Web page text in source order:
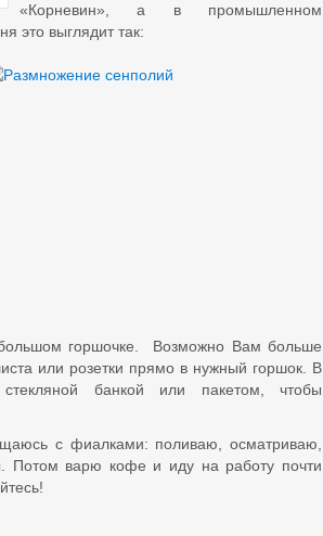
«Корневин», а в промышленном
это выглядит так:
горшочке. Возможно Вам больше
или розетки прямо в нужный горшок. В
банкой или пакетом, чтобы
с фиалками: поливаю, осматриваю,
варю кофе и иду на работу почти